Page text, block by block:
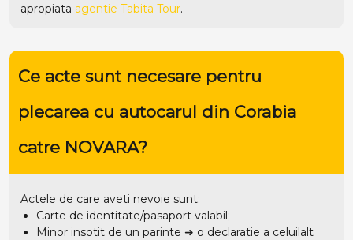
apropiata agentie Tabita Tour.
Ce acte sunt necesare pentru
plecarea cu autocarul din Corabia
catre NOVARA?
Actele de care aveti nevoie sunt:
Carte de identitate/pasaport valabil;
Minor insotit de un parinte ➜ o declaratie a celuilalt